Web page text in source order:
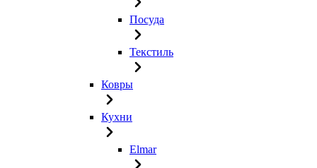
Посуда
Текстиль
Ковры
Кухни
Elmar